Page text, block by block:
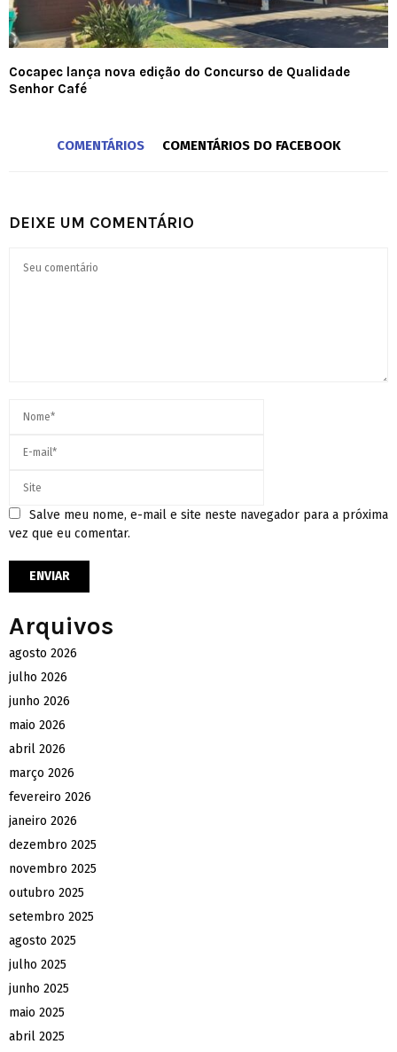
Cocapec lança nova edição do Concurso de Qualidade
Senhor Café
COMENTÁRIOS COMENTÁRIOS DO FACEBOOK
DEIXE UM COMENTÁRIO
Salve meu nome, e-mail e site neste navegador para a próxima
vez que eu comentar.
Arquivos
agosto 2026
julho 2026
junho 2026
maio 2026
abril 2026
março 2026
fevereiro 2026
janeiro 2026
dezembro 2025
novembro 2025
outubro 2025
setembro 2025
agosto 2025
julho 2025
junho 2025
maio 2025
abril 2025